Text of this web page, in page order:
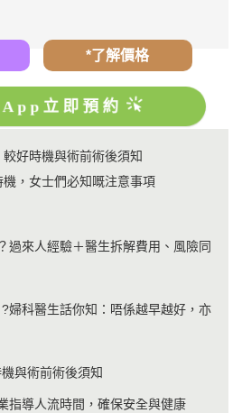
*了解價格
立即預約
好時機與術前術後須知
，女士們必知嘅注意事項
過來人經驗＋醫生拆解費用、風險同
婦科醫生話你知：唔係越早越好，亦
與術前術後須知
導人流時間，確保安全與健康